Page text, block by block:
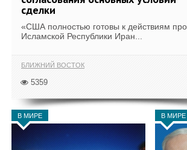
сделки
«США полностью готовы к действиям
Исламской Республики Иран...
БЛИЖНИЙ ВОСТОК
5359
В МИРЕ В МИРЕ